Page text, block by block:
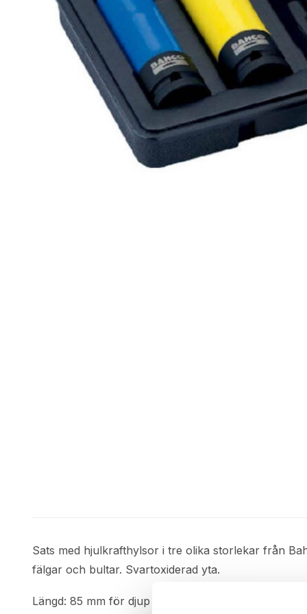
Sats med hjulkrafthylsor i tre olika storlekar från
fälgar och bultar. Svartoxiderad yta.
Längd: 85 mm för djup passform och god